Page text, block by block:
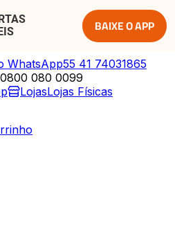
BAIXE O APP
WhatsApp55 41 74031865
0800 080 0099
LojasLojas Físicas